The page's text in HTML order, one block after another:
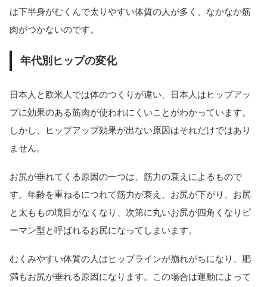
は下半身がむくんで太りやすい体質の人が多く、なかなか筋
肉がつかないのです。
年代別ヒップの変化
日本人と欧米人では体のつくりが違い、日本人はヒップアッ
プに効果のある筋肉が使われにくいことがわかっています。
しかし、ヒップアップ効果が出ない原因はそれだけではあり
ません。
お尻が垂れてくる原因の一つは、筋力の衰えによるもので
す。年齢を重ねるにつれて筋力が衰え、お尻が下がり、お尻
と太ももの境目がなくなり、次第に丸いお尻が四角くなりピ
ーマン型と呼ばれるお尻になってしまいます。
むくみやすい体質の人はヒップラインが崩れがちになり、肥
満もお尻が垂れる原因になります。この場合は運動によって